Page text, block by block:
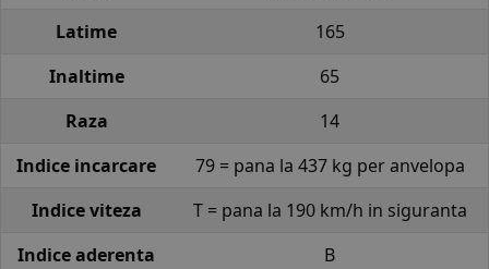
Latime
165
Inaltime
65
Raza
14
Indice incarcare
79 = pana la 437 kg per anvelopa
Indice viteza
T = pana la 190 km/h in siguranta
Indice aderenta
B